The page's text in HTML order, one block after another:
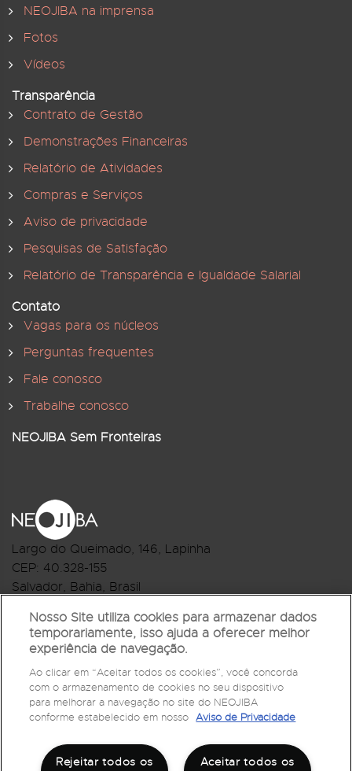
NEOJIBA na imprensa
Fotos
Vídeos
Transparência
Contrato de Gestão
Demonstrações Financeiras
Relatório de Atividades
Compras e Serviços
Aviso de privacidade
Pesquisas de Satisfação
Relatório de Transparência e Igualdade Salarial
Contato
Vagas para os núcleos
Perguntas frequentes
Fale conosco
Trabalhe conosco
NEOJIBA Sem Fronteiras
Largo do Queimado, 146, Lapinha
CEP: 40.328-155
Salvador, Bahia, Brasil
R.Monte Castelo Nº 62, Bairro Barbalho
CEP: 40.301-210
Salvador, Bahia, Brasil
Telefone:(71) 3032-1073
Nosso Site utiliza cookies para armazenar dados
temporariamente, isso ajuda a oferecer melhor
experiência de navegação.
Ao clicar em “Aceitar todos os cookies”, você concorda
com o armazenamento de cookies no seu dispositivo
para melhorar a navegação no site do NEOJIBA
conforme estabelecido em nosso Aviso de Privacidade
Aceitar todos os
Rejeitar todos os